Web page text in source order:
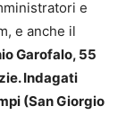
e
e anche il
Garofalo, 55
Indagati
(San Giorgio